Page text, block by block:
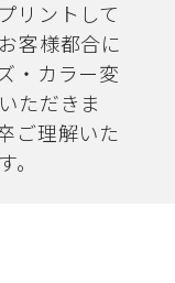
リントして
客様都合に
・カラー変
ただきま
ご理解いた